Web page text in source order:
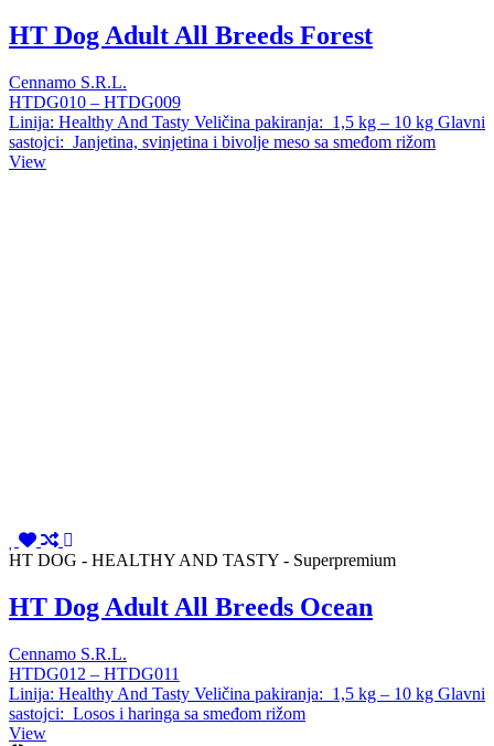
HT Dog Adult All Breeds Forest
Cennamo S.R.L.
HTDG010 – HTDG009
Linija: Healthy And Tasty Veličina pakiranja: 1,5 kg – 10 kg Glavni
sastojci: Janjetina, svinjetina i bivolje meso sa smeđom rižom
View
HT DOG - HEALTHY AND TASTY - Superpremium
HT Dog Adult All Breeds Ocean
Cennamo S.R.L.
HTDG012 – HTDG011
Linija: Healthy And Tasty Veličina pakiranja: 1,5 kg – 10 kg Glavni
sastojci: Losos i haringa sa smeđom rižom
View